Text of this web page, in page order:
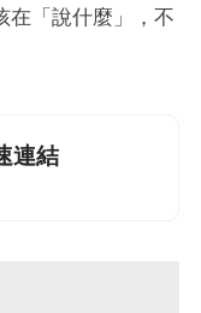
在「說什麼」，不
連結